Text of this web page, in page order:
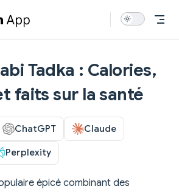
Tadka : Calories,
faits sur la santé
ChatGPT Claude
Perplexity
épicé combinant des